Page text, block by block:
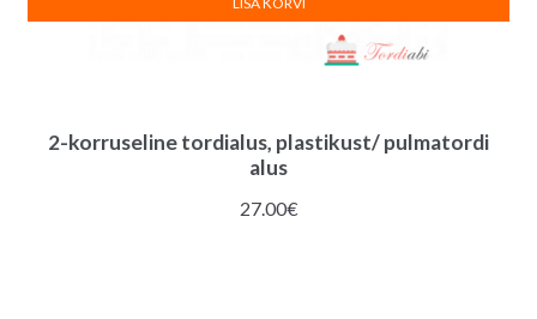
2-korruseline tordialus, plastikust/ pulmatordi
alus
27.00€